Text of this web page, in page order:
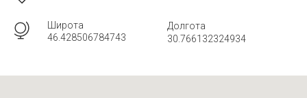
Широта
46.428506784743
Долгота
30.766132324934